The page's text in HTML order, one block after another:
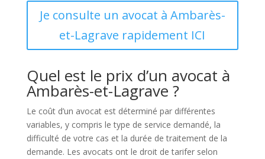
Je consulte un avocat à Ambarès-
et-Lagrave rapidement ICI
Quel est le prix d’un avocat à
Ambarès-et-Lagrave ?
Le coût d’un avocat est déterminé par différentes
variables, y compris le type de service demandé, la
difficulté de votre cas et la durée de traitement de la
demande. Les avocats ont le droit de tarifer selon